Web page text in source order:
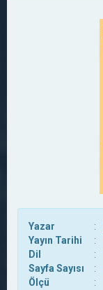
Yazar :
Yayın Tarihi
:
Dil
:
Sayfa Sayısı
:
Ölçü
: